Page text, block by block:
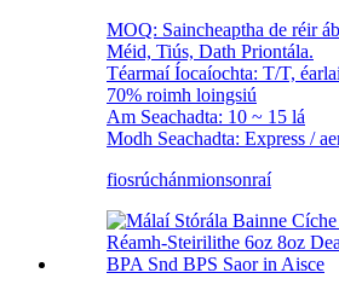
MOQ: Saincheaptha de réir
Méid, Tiús, Dath Priontála.
Téarmaí Íocaíochta: T/T,
70% roimh loingsiú
Am Seachadta: 10 ~ 15 lá
Modh Seachadta: Express /
fiosrúchánmionsonraí